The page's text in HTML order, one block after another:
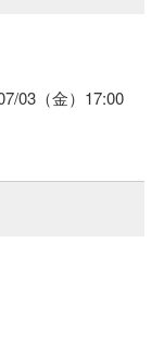
03（金）17:00